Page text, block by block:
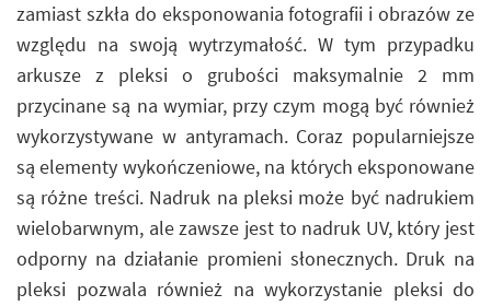
zamiast szkła do eksponowania fotografii i obrazów ze
względu na swoją wytrzymałość. W tym przypadku
arkusze z pleksi o grubości maksymalnie 2 mm
przycinane są na wymiar, przy czym mogą być również
wykorzystywane w antyramach. Coraz popularniejsze
są elementy wykończeniowe, na których eksponowane
są różne treści. Nadruk na pleksi może być nadrukiem
wielobarwnym, ale zawsze jest to nadruk UV, który jest
odporny na działanie promieni słonecznych. Druk na
pleksi pozwala również na wykorzystanie pleksi do